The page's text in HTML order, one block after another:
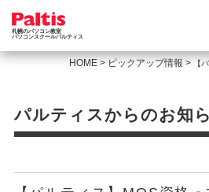
札幌のパソコン教室
パソコンスクールパルティス
HOME > ピックアップ情報 > 【
パルティスからのお知